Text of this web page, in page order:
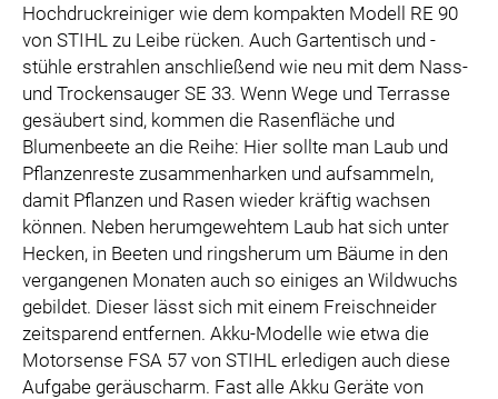
Hochdruckreiniger wie dem kompakten Modell RE 90
von STIHL zu Leibe rücken. Auch Gartentisch und -
stühle erstrahlen anschließend wie neu mit dem Nass-
und Trockensauger SE 33. Wenn Wege und Terrasse
gesäubert sind, kommen die Rasenfläche und
Blumenbeete an die Reihe: Hier sollte man Laub und
Pflanzenreste zusammenharken und aufsammeln,
damit Pflanzen und Rasen wieder kräftig wachsen
können. Neben herumgewehtem Laub hat sich unter
Hecken, in Beeten und ringsherum um Bäume in den
vergangenen Monaten auch so einiges an Wildwuchs
gebildet. Dieser lässt sich mit einem Freischneider
zeitsparend entfernen. Akku-Modelle wie etwa die
Motorsense FSA 57 von STIHL erledigen auch diese
Aufgabe geräuscharm. Fast alle Akku Geräte von